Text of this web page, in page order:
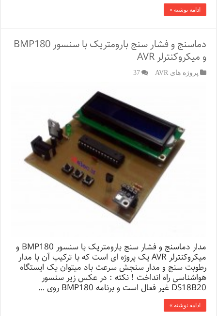
ادامه نوشته »
دماسنج و فشار سنج بارومتریک با سنسور BMP180
و میکروکنترلر AVR
پروژه های AVR 37
مدار دماسنج و فشار سنج بارومتریک با سنسور BMP180 و
میکروکنترلر AVR یک پروژه ای است که با ترکیب آن با مدار
رطوبت سنج و مدار سنجش سرعت باد میتوان یک ایستگاه
هواشناسی راه انداخت ! نکته : در عکس زیر سنسور
DS18B20 غیر فعال است و برنامه BMP180 روی …
ادامه نوشته »